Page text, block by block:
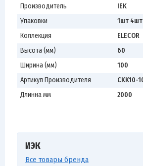
Производитель
IEK
Упаковки
1шт 4шт
Коллекция
ELECOR
Высота (мм)
60
Ширина (мм)
100
Артикул Производителя
CKK10-
Длинна мм
2000
ИЭК
Все товары бренда